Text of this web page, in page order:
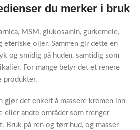
du merker i bruk
MSM, glukosamin, gurkemeie,
eteriske oljer. Sammen gir dette en
og smidig på huden, samtidig som
For mange betyr det et renere
produkter.
gjør det enkelt å massere kremen inn
eller andre områder som trenger
Bruk på ren og tørr hud, og masser